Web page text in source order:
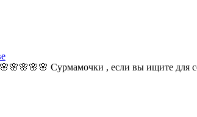
Сурмамочки , если вы ищите для